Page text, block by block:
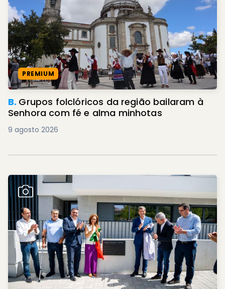
PREMIUM
B. Grupos folclóricos da região bailaram à
Senhora com fé e alma minhotas
9 agosto 2026